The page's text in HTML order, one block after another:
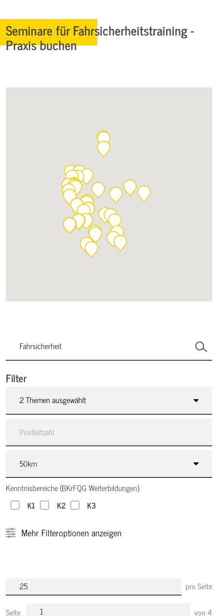
Seminare für Fahrsicherheitstraining -
Praxis buchen
Filter
2 Themen ausgewählt
Kenntnisbereiche (BKrFQG Weiterbildungen)
K1
K2 K3
Mehr Filteroptionen anzeigen
pro Seite
Seite von 4